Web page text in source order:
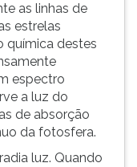
as linhas de
estrelas
química destes
espectro
a luz do
de absorção
da fotosfera.
luz. Quando